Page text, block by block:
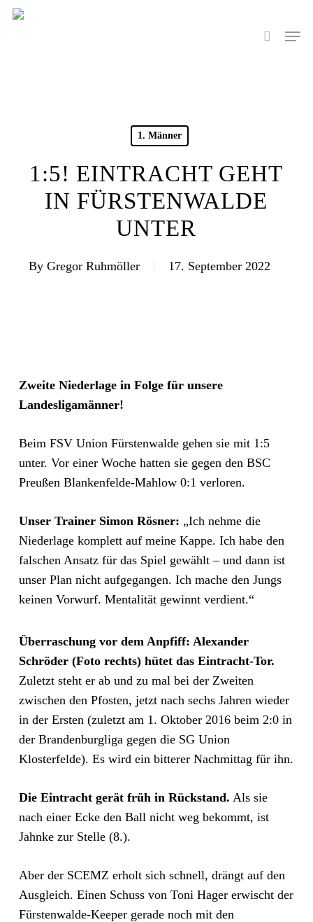
Skip
search
Menu
1. Männer
1:5! EINTRACHT GEHT
IN FÜRSTENWALDE
UNTER
By Gregor Ruhmöller 17. September 2022
Zweite Niederlage in Folge für unsere
Landesligamänner!
Beim FSV Union Fürstenwalde gehen sie mit 1:5
unter. Vor einer Woche hatten sie gegen den BSC
Preußen Blankenfelde-Mahlow 0:1 verloren.
Unser Trainer Simon Rösner: „Ich nehme die
Niederlage komplett auf meine Kappe. Ich habe den
falschen Ansatz für das Spiel gewählt – und dann ist
unser Plan nicht aufgegangen. Ich mache den Jungs
keinen Vorwurf. Mentalität gewinnt verdient.“
Überraschung vor dem Anpfiff: Alexander
Schröder (Foto rechts) hütet das Eintracht-Tor.
Zuletzt steht er ab und zu mal bei der Zweiten
zwischen den Pfosten, jetzt nach sechs Jahren wieder
in der Ersten (zuletzt am 1. Oktober 2016 beim 2:0 in
der Brandenburgliga gegen die SG Union
Klosterfelde). Es wird ein bitterer Nachmittag für ihn.
Die Eintracht gerät früh in Rückstand. Als sie
nach einer Ecke den Ball nicht weg bekommt, ist
Jahnke zur Stelle (8.).
Aber der SCEMZ erholt sich schnell, drängt auf den
Ausgleich. Einen Schuss von Toni Hager erwischt der
Fürstenwalde-Keeper gerade noch mit den